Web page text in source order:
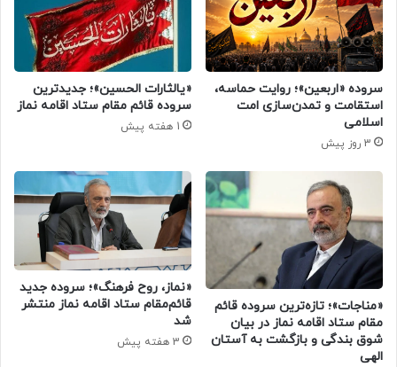
سروده‌ «اربعین»؛ روایت حماسه،
استقامت و تمدن‌سازی امت
اسلامی
3 روز پیش
«یالثارات الحسین»؛ جدیدترین
سروده قائم مقام ستاد اقامه نماز
1 هفته پیش
«مناجات»؛ تازه‌ترین سروده قائم
مقام ستاد اقامه نماز در بیان
شوق بندگی و بازگشت به آستان
الهی
«نماز، روح فرهنگ»؛ سروده جدید
قائم‌مقام ستاد اقامه نماز منتشر
شد
3 هفته پیش